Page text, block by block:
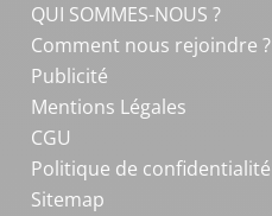
QUI SOMMES-NOUS ?
Comment nous rejoindre ?
Publicité
Mentions Légales
CGU
Politique de confidentialité
Sitemap